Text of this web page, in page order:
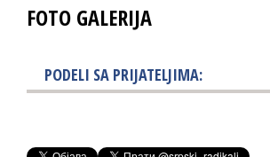
FOTO GALERIJA
PODELI SA PRIJATELJIMA: